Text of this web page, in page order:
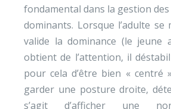
fondamental dans la gestion
dominants. Lorsque l’adulte se
valide la dominance (le jeune
obtient de l’attention, il
pour cela d’être bien « centré
garder une posture droite,
s’agit d’afficher une non-